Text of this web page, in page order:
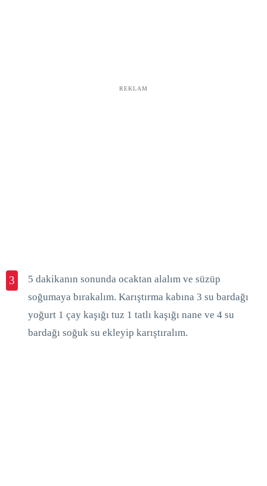
REKLAM
3
5 dakikanın sonunda ocaktan alalım ve süzüp
soğumaya bırakalım. Karıştırma kabına 3 su bardağı
yoğurt 1 çay kaşığı tuz 1 tatlı kaşığı nane ve 4 su
bardağı soğuk su ekleyip karıştıralım.